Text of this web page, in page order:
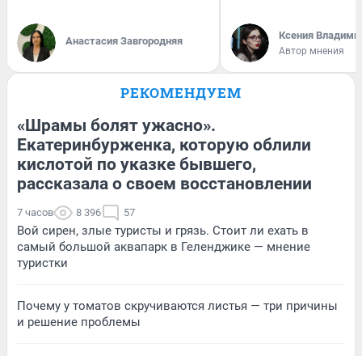
Анастасия Завгородняя Ксения
Автор мнения
РЕКОМЕНДУЕМ
«Шрамы болят ужасно».
Екатеринбурженка, которую облили
кислотой по указке бывшего,
рассказала о своем восстановлении
7 часов 8 396 57
Вой сирен, злые туристы и грязь. Стоит ли ехать в
самый большой аквапарк в Геленджике — мнение
туристки
Почему у томатов скручиваются листья — три причины
и решение проблемы